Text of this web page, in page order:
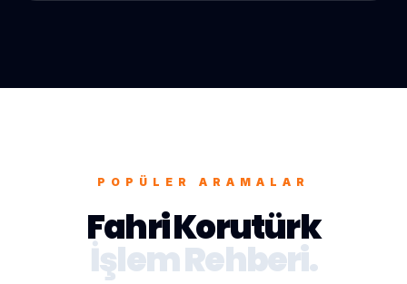
POPÜLER ARAMALAR
Fahri Korutürk
İşlem Rehberi.